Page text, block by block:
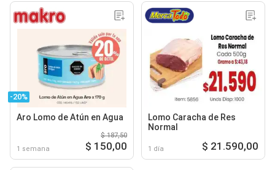
-20%
Aro Lomo de Atún en Agua
1 semana
$ 187,50
$ 150,00
Lomo Caracha de Res
Normal
1 día $ 21.590,00